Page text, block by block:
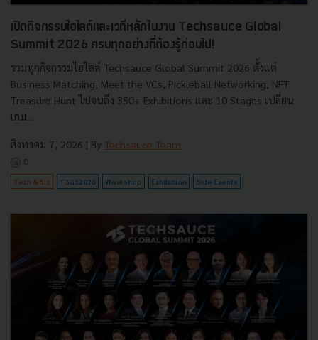
เปิดกิจกรรมไฮไลต์และเวทีหลักในงาน Techsauce Global
Summit 2026 ครบทุกอย่างที่ต้องรู้ก่อนไป!
รวมทุกกิจกรรมไฮไลต์ Techsauce Global Summit 2026 ตั้งแต่
Business Matching, Meet the VCs, Pickleball Networking, NFT
Treasure Hunt ไปจนถึง 350+ Exhibitions และ 10 Stages เปลี่ยน
เกม...
สิงหาคม 7, 2026 | By Techsauce Team
0
Tech & Biz TSGS2026 Workshop Exhibition Side Events